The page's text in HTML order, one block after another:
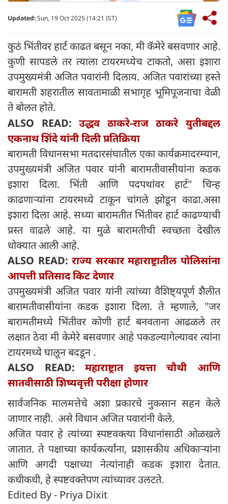
Updated:Sun, 19 Oct 2025 (14:21 IST)
कुठं भिंतीवर हार्ट काढत बसून नका, मी कॅमेरे बसवणार आहे.
कुणी सापडले तर त्याला टायरमध्येच टाकतो, असा इशारा
उपमुख्यमंत्री अजित पवारांनी दिलाय. अजित पवारांच्या हस्ते
बारामती शहरातील सावतामाळी सभागृह भूमिपूजनाचा वेळी
ते बोलत होते.
ALSO READ:उद्धव ठाकरे-राज ठाकरे युतीबद्दल
एकनाथ शिंदे यांनी दिली प्रतिक्रिया
बारामती विधानसभा मतदारसंघातील एका कार्यक्रमादरम्यान,
उपमुख्यमंत्री अजित पवार यांनी बारामतीवासीयांना कडक
इशारा दिला. भिंती आणि पदपथांवर हार्ट" चिन्ह
काढणाऱ्यांना टायरमध्ये टाकून चांगले झोडून काढा.असा
इशारा दिला आहे. सध्या बारामतीत भिंतीवर हार्ट काढण्याची
प्रस्त वाढले आहे. या मुळे बारामतीची स्वच्छता देखील
धोक्यात आली आहे.
ALSO READ:राज्य सरकार महाराष्ट्रातील पोलिसांना
आपत्ती प्रतिसाद किट देणार
उपमुख्यमंत्री अजित पवार यांनी त्यांच्या वैशिष्ट्यपूर्ण शैलीत
बारामतीवासीयांना कडक इशारा दिला. ते म्हणाले, "जर
बारामतीमध्ये भिंतीवर कोणी हार्ट बनवताना आढळले तर
लक्षात ठेवा मी केमेरे बसवणार आहे पकडल्यागेल्यावर त्यांना
टायरमध्ये घालून बदडून .
ALSO READ:महाराष्ट्रात इयत्ता चौथी आणि
सातवीसाठी शिष्यवृत्ती परीक्षा होणार
सार्वजनिक मालमत्तेचे अशा प्रकारचे नुकसान सहन केले
जाणार नाही. असे विधान अजित पवारांनी केले.
अजित पवार हे त्यांच्या स्पष्टवक्त्या विधानांसाठी ओळखले
जातात. ते पक्षाच्या कार्यकर्त्यांना, प्रशासकीय अधिकाऱ्यांना
आणि अगदी पक्षाच्या नेत्यांनाही कडक इशारा देतात.
कधीकधी, हे स्पष्टवक्तेपण त्यांच्यावर उलटते.
Edited By - Priya Dixit